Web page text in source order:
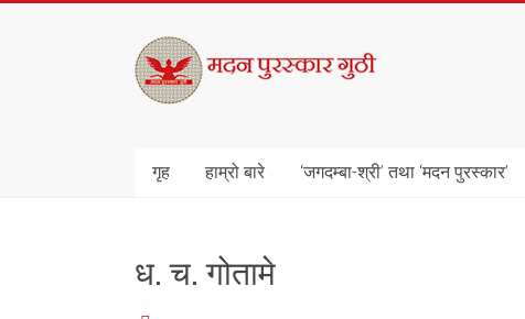
मदन
पुरस्कार
गुठी
गृह हाम्रो बारे ‘जगदम्बा-श्री’ तथा ‘मदन पुरस्कार’
ध. च. गोतामे